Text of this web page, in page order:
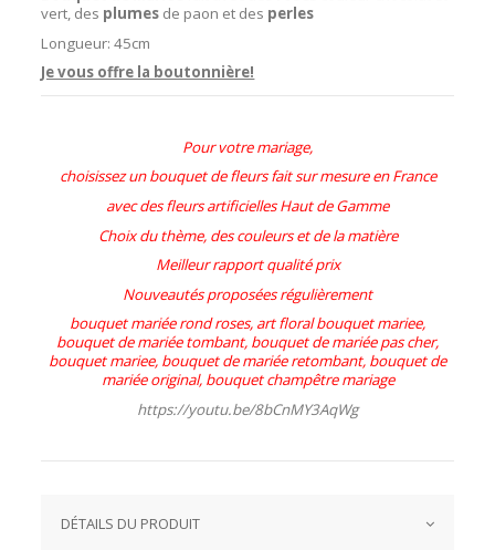
vert, des plumes de paon et des perles
Longueur: 45cm
Je vous offre la boutonnière!
Pour votre mariage,
choisissez un bouquet de fleurs fait sur mesure en France
avec des fleurs artificielles Haut de Gamme
Choix du thème, des couleurs et de la matière
Meilleur rapport qualité prix
Nouveautés proposées régulièrement
bouquet mariée rond roses, art floral bouquet mariee,
bouquet de mariée tombant, bouquet de mariée pas cher,
bouquet mariee, bouquet de mariée retombant, bouquet de
mariée original, bouquet champêtre mariage
https://youtu.be/8bCnMY3AqWg
DÉTAILS DU PRODUIT